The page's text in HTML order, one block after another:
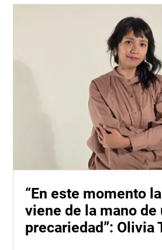
“En este momento
viene de la mano de
precariedad”: Olivia